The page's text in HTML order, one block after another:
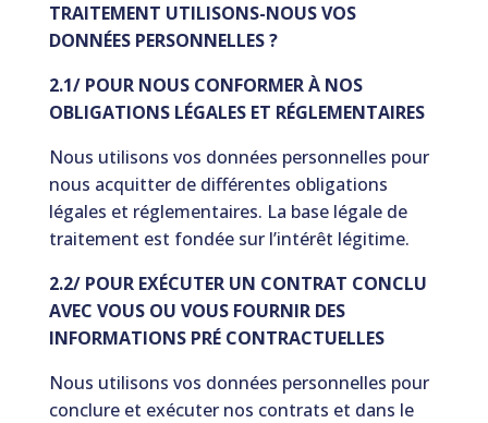
TRAITEMENT UTILISONS-NOUS VOS
DONNÉES PERSONNELLES ?
2.1/ POUR NOUS CONFORMER À NOS
OBLIGATIONS LÉGALES ET RÉGLEMENTAIRES
Nous utilisons vos données personnelles pour
nous acquitter de différentes obligations
légales et réglementaires. La base légale de
traitement est fondée sur l’intérêt légitime.
2.2/ POUR EXÉCUTER UN CONTRAT CONCLU
AVEC VOUS OU VOUS FOURNIR DES
INFORMATIONS PRÉ CONTRACTUELLES
Nous utilisons vos données personnelles pour
conclure et exécuter nos contrats et dans le